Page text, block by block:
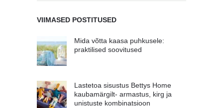
VIIMASED POSTITUSED
Mida võtta kaasa puhkusele:
praktilised soovitused
Lastetoa sisustus Bettys Home
kaubamärgilt- armastus, kirg ja
unistuste kombinatsioon